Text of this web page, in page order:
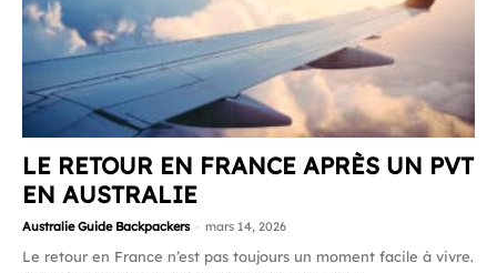
LE RETOUR EN FRANCE APRÈS UN PVT
EN AUSTRALIE
Australie Guide Backpackers - mars 14, 2026
Le retour en France n’est pas toujours un moment facile à vivre.